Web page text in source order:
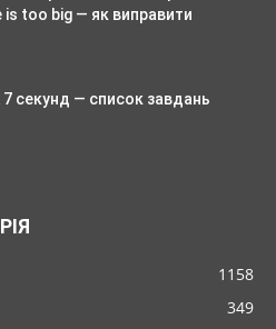
is too big — як виправити
секунд — список завдань
1158
349